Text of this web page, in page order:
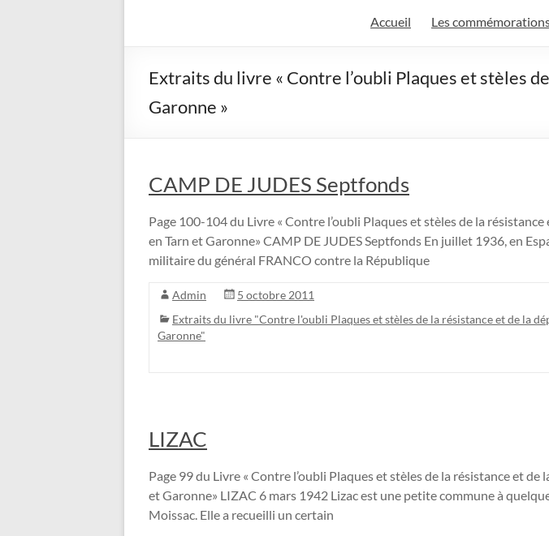
Accueil Les
Extraits du livre « Contre l’oubli Plaques et stèles
Garonne »
CAMP DE JUDES Septfonds
Page 100-104 du Livre « Contre l’oubli Plaques et stèles de la
en Tarn et Garonne» CAMP DE JUDES Septfonds En juillet 1936, en
militaire du général FRANCO contre la République
Admin
5 octobre 2011
Extraits du livre "Contre l'oubli Plaques et stèles de la résistance et de la
Garonne"
LIZAC
Page 99 du Livre « Contre l’oubli Plaques et stèles de la résistance et de
et Garonne» LIZAC 6 mars 1942 Lizac est une petite commune à
Moissac. Elle a recueilli un certain